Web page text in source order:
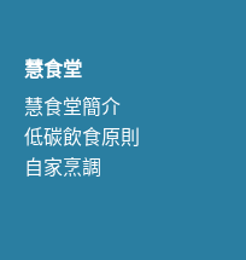
慧食堂
慧食堂簡介
低碳飲食原則
自家烹調